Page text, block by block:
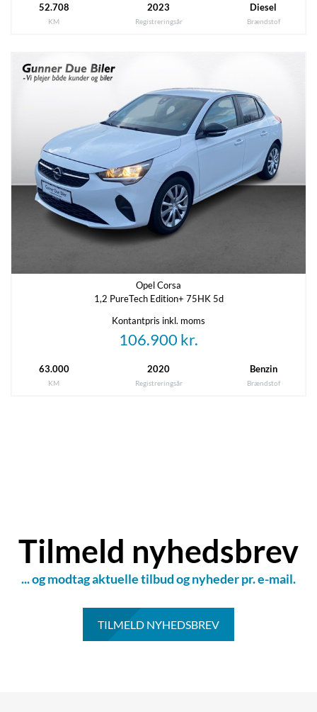
52.708
KM
2023
Registreringsår
Diesel
Brændstof
Opel Corsa
1,2 PureTech Edition+ 75HK 5d
Kontantpris inkl. moms
106.900 kr.
63.000
KM
2020
Registreringsår
Benzin
Brændstof
Tilmeld nyhedsbrev
... og modtag aktuelle tilbud og nyheder pr. e-mail.
TILMELD NYHEDSBREV